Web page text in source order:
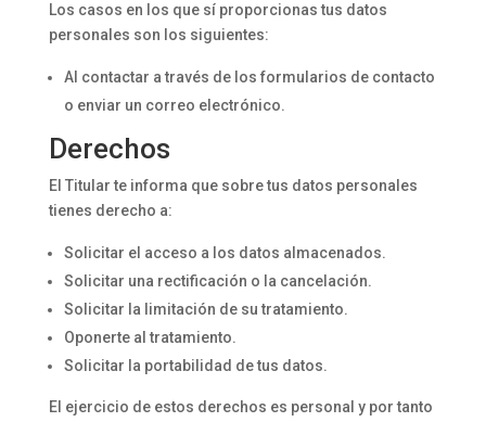
Los casos en los que sí proporcionas tus datos
personales son los siguientes:
Al contactar a través de los formularios de contacto
o enviar un correo electrónico.
Derechos
El Titular te informa que sobre tus datos personales
tienes derecho a:
Solicitar el acceso a los datos almacenados.
Solicitar una rectificación o la cancelación.
Solicitar la limitación de su tratamiento.
Oponerte al tratamiento.
Solicitar la portabilidad de tus datos.
El ejercicio de estos derechos es personal y por tanto